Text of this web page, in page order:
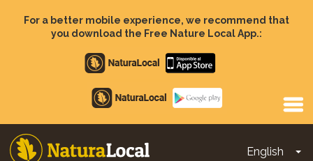
For a better mobile experience, we recommend that
you download the Free Nature Local App.:
Apple
store
Google
Play
English